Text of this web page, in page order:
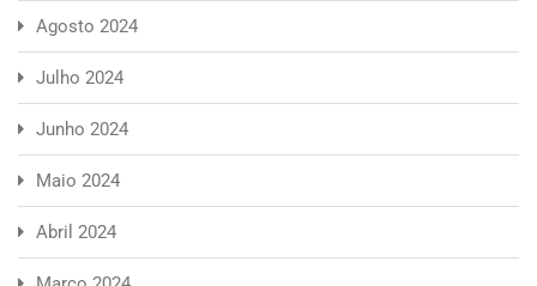
Agosto 2024
Julho 2024
Junho 2024
Maio 2024
Abril 2024